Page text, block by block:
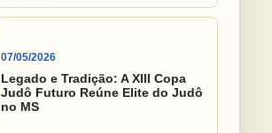
07/05/2026
Legado e Tradição: A XIII Copa
Judô Futuro Reúne Elite do Judô
no MS